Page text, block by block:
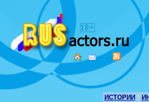
ИСТОРИИ *